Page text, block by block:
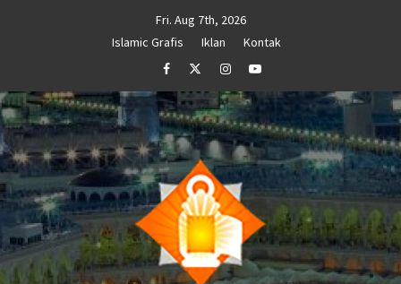
Fri. Aug 7th, 2026
Islamic Grafis
Iklan
Kontak
FacebookTwitterInstagramYoutube